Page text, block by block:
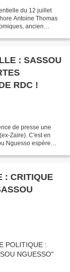
du 12 juillet
Antoine Thomas
ancien
: SASSOU
RDC !
de presse une
Zaïre). C'est en
Nguesso espère
: CRITIQUE